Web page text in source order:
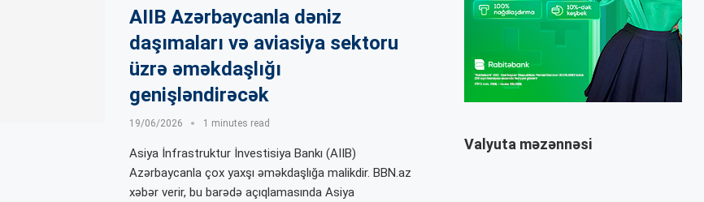
AIIB Azərbaycanla dəniz
daşımaları və aviasiya sektoru
üzrə əməkdaşlığı
genişləndirəcək
19/06/2026 1 minutes read
Asiya İnfrastruktur İnvestisiya Bankı (AIIB)
Azərbaycanla çox yaxşı əməkdaşlığa malikdir. BBN.az
xəbər verir, bu barədə açıqlamasında Asiya
Valyuta məzənnəsi